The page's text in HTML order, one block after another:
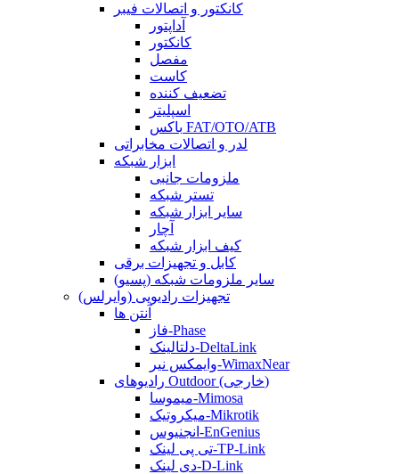
کانکتور و اتصالات فیبر
آداپتور
کانکتور
مفصل
کاست
تضعیف کننده
اسپلیتر
باکس FAT/OTO/ATB
لدر و اتصالات مخابراتی
ابزار شبکه
ملزومات جانبی
تستر شبکه
سایر ابزار شبکه
آچار
کیف ابزار شبکه
کابل و تجهیزات برقی
سایر ملزومات شبکه (پسیو)
تجهیزات رادیویی (وایرلس)
آنتن ها
فاز-Phase
دلتالینک-DeltaLink
وایمکس نیر-WimaxNear
رادیوهای Outdoor (خارجی)
میموسا-Mimosa
میکروتیک-Mikrotik
انجنیوس-EnGenius
تی پی لینک-TP-Link
دی لینک-D-Link